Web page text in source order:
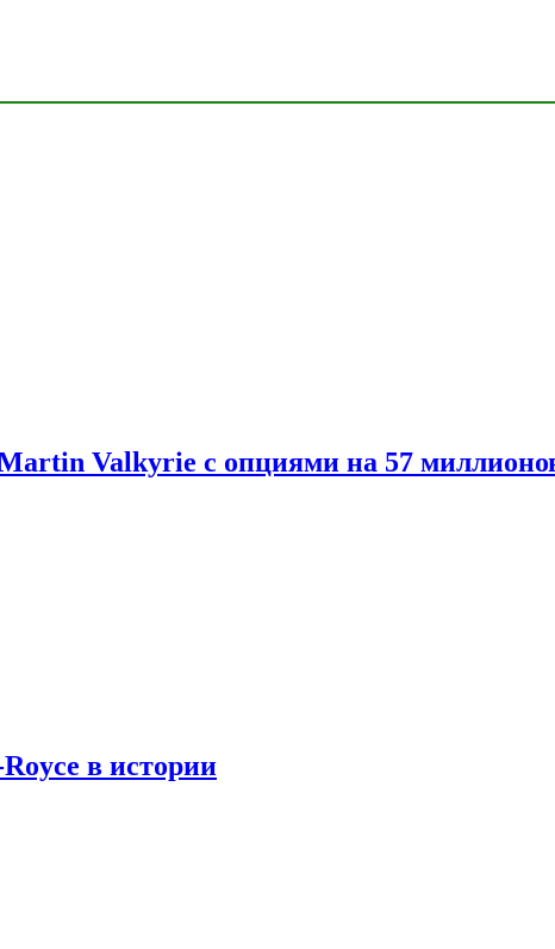
Valkyrie с опциями на 57
в истории